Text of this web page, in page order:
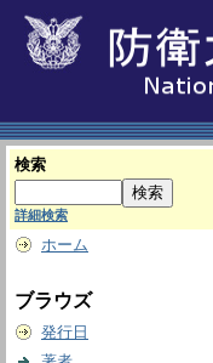
検索
詳細検索
ホーム
ブラウズ
発行日